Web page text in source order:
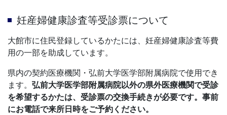
妊産婦健康診査等受診票について
大館市に住民登録しているかたには、妊産婦健康診査等費
用の一部を助成しています。
県内の契約医療機関・弘前大学医学部附属病院で使用でき
ます。 弘前大学医学部附属病院以外の県外医療機関で受診
を希望するかたは、受診票の交換手続きが必要です。事前
にお電話で来所日時をご予約ください。